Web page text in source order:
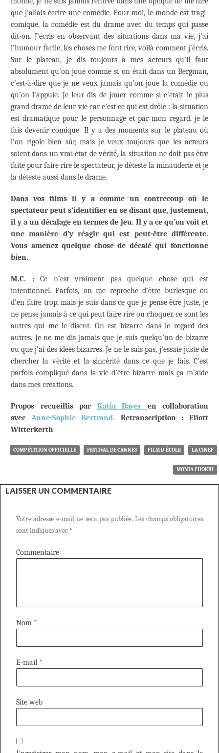
que j’allais écrire une comédie. Pour moi, le monde est tragi-
comique, la comédie est du drame avec du temps qui passe
dit-on. J’écris en observant des situations dans ma vie, j’ai
l’humour facile, les choses me font rire, voilà comment j’écris.
Sur le plateau, je dis toujours à mes acteurs qu’il faut
absolument qu’on joue comme si on était dans un Bergman,
c’est-à-dire que je ne veux jamais qu’on joue la comédie ou
qu’on l’appuie. Je leur dis de jouer comme si c’était le plus
grand drame de leur vie car c’est ce qui est drôle : la situation
est dramatique pour le personnage et par mon regard, je le
fais devenir comique. Il y a des moments sur le plateau où
l’on rigole bien sûr, mais je veux toujours que les acteurs
soient dans un vrai état de vérité, la situation ne doit pas être
faite pour faire rire le spectateur, je déteste la minauderie et je
la déteste aussi dans le drame.
Dans vos films il y a comme un contrecoup où le
spectateur peut s’identifier en se disant que, justement,
il y a un décalage en termes de jeu. Il y a ce qu’on voit et
une manière d’y réagir qui est peut-être différente.
Vous amenez quelque chose de décalé qui fonctionne
bien.
M.C. :Ce n’est vraiment pas quelque chose qui est
intentionnel. Parfois, on me reproche d’être burlesque ou
d’en faire trop, mais je suis dans ce que je pense être juste, je
ne pense jamais à ce qui peut faire rire ou choquer, ce sont les
autres qui me le disent. On est bizarre dans le regard des
autres. Je ne me dis jamais que je suis quelqu’un de bizarre
ou que j’ai des idées bizarres. Je ne le sais pas, j’essaie juste de
chercher la vérité et la sincérité dans ce que je fais. C’est
parfois compliqué dans la vie d’être bizarre mais ça m’aide
dans mes créations.
Propos recueillis par Katia Bayer en collaboration
avec Anne-Sophie Bertrand. Retranscription :Eliott
Witterkerth
COMPÉTITION OFFICIELLE FESTIVAL DE CANNES FILM D'ÉCOLE LA CINEF
MONIA CHOKRI
LAISSER UN COMMENTAIRE
Votre adresse e-mail ne sera pas publiée. Les champs obligatoires
sont indiqués avec *
Commentaire
Nom *
E-mail *
Site web